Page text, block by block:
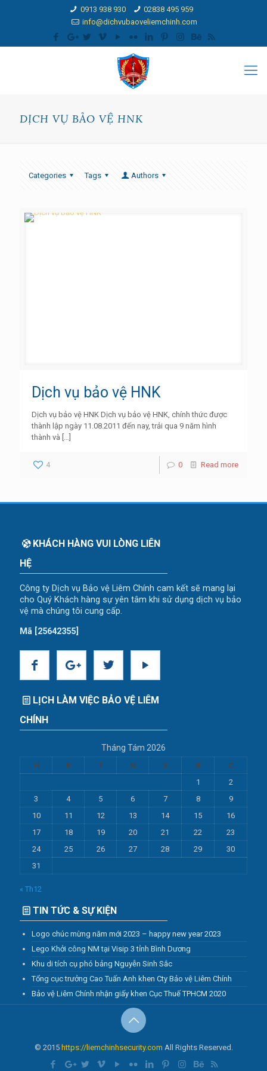
0913 938 930
02838 495 959
info@dichvubaoveliemchinh.com
DỊCH VỤ BẢO VỆ HNK
Categories Tags Authors
Dịch vụ bảo vệ HNK
Dịch vụ bảo vệ HNK Dịch vụ bảo vệ HNK, chính thức được
thành lập ngày 11.08.2011 đến nay, trải qua 9 năm hình
thành và […]
4 0 Read more
KHÁCH HÀNG VUI LÒNG LIÊN
HỆ
Công ty Dịch vụ Bảo vệ Liêm Chính cam kết sẽ mang lại
cho Quý Khách hàng sự yên tâm khi sử dụng dịch vụ bảo
vệ mà chúng tôi cung cấp.
Mã [25642355]
LỊCH LÀM VIỆC BẢO VỆ LIÊM
CHÍNH
Tháng Tám 2026
H B T N S B
C
1
2
3
4 5 6 7 8
9
10
11 12 13 14 15
16
17
18 19 20 21 22
23
24
25 26 27 28 29
30
31
« Th12
TIN TỨC & SỰ KIỆN
Logo chúc mừng năm mới 2023 – happy new year 2023
Lego Khởi công NM tại Visip 3 tỉnh Bình Dương
Khu di tích cụ phó bảng Nguyễn Sinh Sắc
Tổng cục trưởng Cao Tuấn Anh khen Cty Bảo vệ Liêm Chính
Bảo vệ Liêm Chính nhận giấy khen Cục Thuế TPHCM 2020
© 2015 https://liemchinhsecurity.com All Rights Reserved.